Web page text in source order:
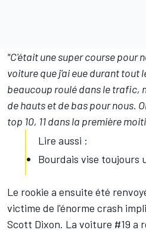
"C'était une super course pour
voiture que j'ai eue durant tout
beaucoup roulé dans le trafic,
de hauts et de bas pour nous.
top 10, 11 dans la première
Lire aussi :
Bourdais vise toujours
Le rookie a ensuite été
victime de l'énorme crash
Scott Dixon. La voiture #19 a